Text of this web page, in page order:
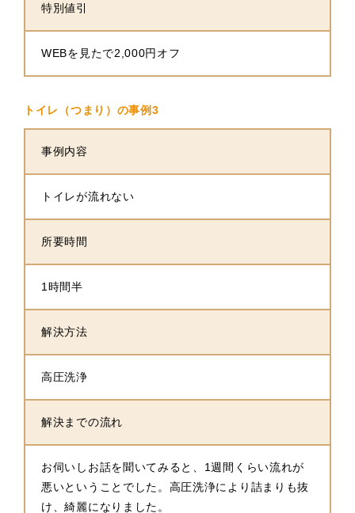
特別値引
WEBを見たで2,000円オフ
トイレ（つまり）の事例3
事例内容
トイレが流れない
所要時間
1時間半
解決方法
高圧洗浄
解決までの流れ
お伺いしお話を聞いてみると、1週間くらい流れが
悪いということでした。高圧洗浄により詰まりも抜
け、綺麗になりました。